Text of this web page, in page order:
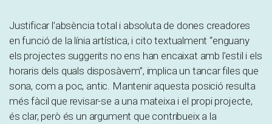
Justificar l’absència total i absoluta de dones creadores
en funció de la línia artística, i cito textualment “enguany
els projectes suggerits no ens han encaixat amb l’estil i els
horaris dels quals disposàvem”, implica un tancar files que
sona, com a poc, antic. Mantenir aquesta posició resulta
més fàcil que revisar-se a una mateixa i el propi projecte,
és clar, però és un argument que contribueix a la